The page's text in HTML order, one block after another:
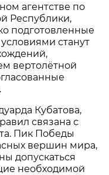
агентстве по
Республики,
подготовленные
станут
вертолётной
Кубатова,
связана с
Пик Победы
вершин мира,
допускаться
необходимой